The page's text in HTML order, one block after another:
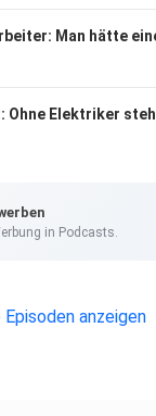
in Podcasts.
Episoden anzeigen